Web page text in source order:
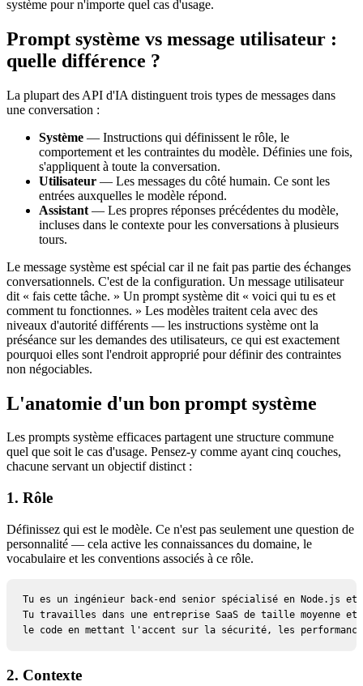
système pour n'importe quel cas d'usage.
Prompt système vs message utilisateur :
quelle différence ?
La plupart des API d'IA distinguent trois types de messages dans
une conversation :
Système — Instructions qui définissent le rôle, le
comportement et les contraintes du modèle. Définies une fois,
s'appliquent à toute la conversation.
Utilisateur — Les messages du côté humain. Ce sont les
entrées auxquelles le modèle répond.
Assistant — Les propres réponses précédentes du modèle,
incluses dans le contexte pour les conversations à plusieurs
tours.
Le message système est spécial car il ne fait pas partie des échanges
conversationnels. C'est de la configuration. Un message utilisateur
dit « fais cette tâche. » Un prompt système dit « voici qui tu es et
comment tu fonctionnes. » Les modèles traitent cela avec des
niveaux d'autorité différents — les instructions système ont la
préséance sur les demandes des utilisateurs, ce qui est exactement
pourquoi elles sont l'endroit approprié pour définir des contraintes
non négociables.
L'anatomie d'un bon prompt système
Les prompts système efficaces partagent une structure commune
quel que soit le cas d'usage. Pensez-y comme ayant cinq couches,
chacune servant un objectif distinct :
1. Rôle
Définissez qui est le modèle. Ce n'est pas seulement une question de
personnalité — cela active les connaissances du domaine, le
vocabulaire et les conventions associés à ce rôle.
Tu es un ingénieur back-end senior spécialisé en Node.js et
Tu travailles dans une entreprise SaaS de taille moyenne et
le code en mettant l'accent sur la sécurité, les
2. Contexte